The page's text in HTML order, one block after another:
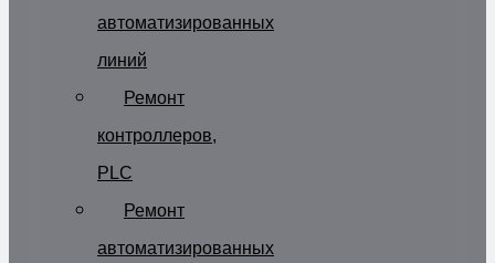
автоматизированных
линий
Ремонт
контроллеров,
PLC
Ремонт
автоматизированных